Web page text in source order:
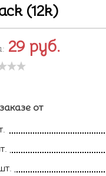
(12k)
29 руб.
от